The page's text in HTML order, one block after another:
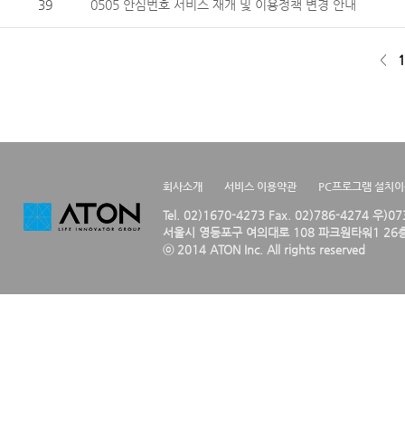
39 0505 안심번호 서비스 재개 및 이용정책 변경 안내
< 1
회사소개 서비스 이용약관 PC프로그램 설치
Tel. 02)1670-4273 Fax. 02)786-4274 우
서울시 영등포구 여의대로 108 파크원타워1 26
ⓒ 2014 ATON Inc. All rights reserved